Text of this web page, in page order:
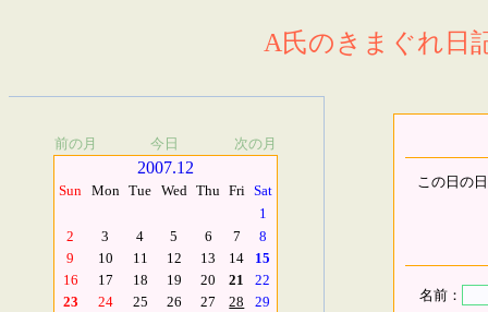
A氏のきまぐれ日
前の月 今日 次の月
2007.12
Sun Mon Tue Wed Thu Fri Sat
1
2
3 4 5 6 7
8
9
10 11 12 13 14
15
16
17 18 19 20 21
22
23
24 25 26 27 28
29
この日の
名前：